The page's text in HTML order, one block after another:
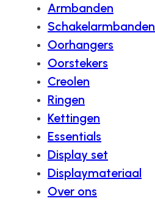
Armbanden
Schakelarmbanden
Oorhangers
Oorstekers
Creolen
Ringen
Kettingen
Essentials
Display set
Displaymateriaal
Over ons